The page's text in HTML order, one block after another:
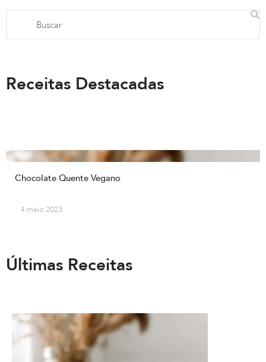
Receitas Destacadas
Chocolate Quente Vegano
4 maio 2023
Últimas Receitas